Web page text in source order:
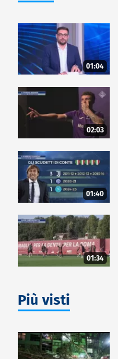
01:04
02:03
01:40
01:34
Più visti